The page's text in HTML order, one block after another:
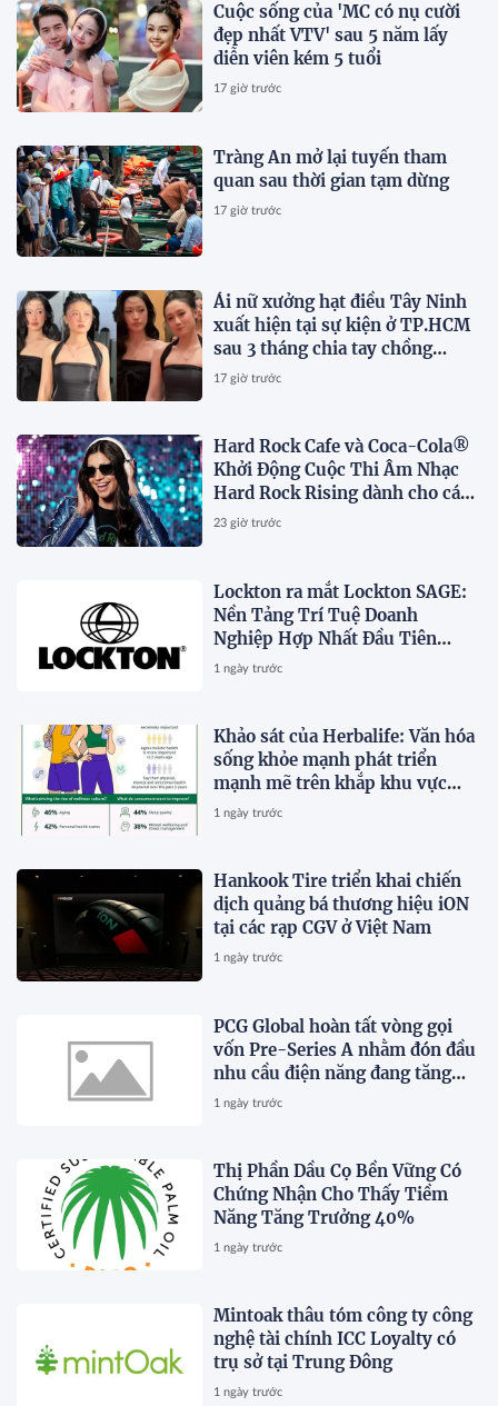
Cuộc sống của 'MC có nụ cười
đẹp nhất VTV' sau 5 năm lấy
diễn viên kém 5 tuổi
17 giờ trước
Tràng An mở lại tuyến tham
quan sau thời gian tạm dừng
17 giờ trước
Ái nữ xưởng hạt điều Tây Ninh
xuất hiện tại sự kiện ở TP.HCM
sau 3 tháng chia tay chồng
Campuchia
17 giờ trước
Hard Rock Cafe và Coca-Cola®
Khởi Động Cuộc Thi Âm Nhạc
Hard Rock Rising dành cho các
Nghệ Sĩ Trẻ Triển Vọng
23 giờ trước
Lockton ra mắt Lockton SAGE:
Nền Tảng Trí Tuệ Doanh
Nghiệp Hợp Nhất Đầu Tiên
Trong Ngành
1 ngày trước
Khảo sát của Herbalife: Văn hóa
sống khỏe mạnh phát triển
mạnh mẽ trên khắp khu vực
Châu Á - Thái Bình Dương khi 4
1 ngày trước
Hankook Tire triển khai chiến
dịch quảng bá thương hiệu iON
tại các rạp CGV ở Việt Nam
1 ngày trước
PCG Global hoàn tất vòng gọi
vốn Pre-Series A nhằm đón đầu
nhu cầu điện năng đang tăng
trưởng nhanh chóng tại Đông
1 ngày trước
Thị Phần Dầu Cọ Bền Vững Có
Chứng Nhận Cho Thấy Tiềm
Năng Tăng Trưởng 40%
1 ngày trước
Mintoak thâu tóm công ty công
nghệ tài chính ICC Loyalty có
trụ sở tại Trung Đông
1 ngày trước